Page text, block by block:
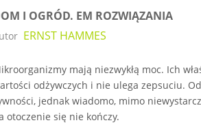
I OGRÓD. EM ROZWIĄZANIA
ERNST HAMMES
mają niezwykłą moc. Ich
odżywczych i nie ulega zepsuciu.
jednak wiadomo, mimo
otoczenie się nie kończy.